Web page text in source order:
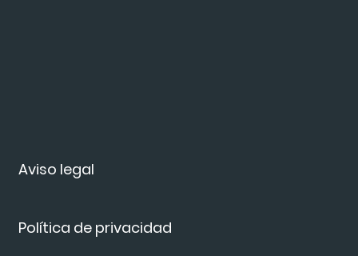
Aviso legal
Política de privacidad